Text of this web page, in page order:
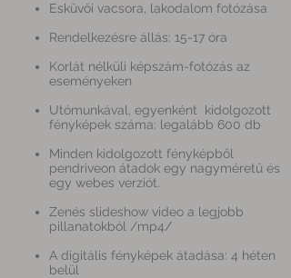
Esküvői vacsora, lakodalom fotózása
Rendelkezésre állás: 15-17 óra
Korlát nélküli képszám-fotózás az
eseményeken
Utómunkával, egyenként kidolgozott
fényképek száma: legalább 600 db
Minden kidolgozott fényképből
pendriveon átadok egy nagyméretű és
egy webes verziót.
Zenés slideshow video a legjobb
pillanatokból /mp4/
A digitális fényképek átadása: 4 héten
belül